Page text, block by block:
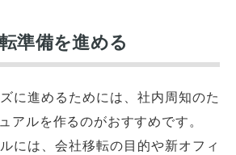
準備を進める
に進めるためには、社内周知のた
アルを作るのがおすすめです。
には、会社移転の目的や新オフィ